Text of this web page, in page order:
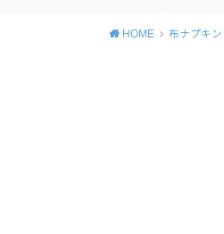
HOME 布ナプキン